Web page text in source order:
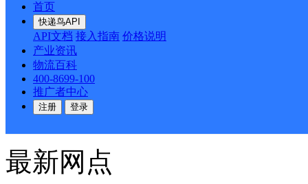
首页
快递鸟API
API文档 接入指南 价格说明
产业资讯
物流百科
400-8699-100
推广者中心
注册 登录
<
1
>
尾页
最新网点